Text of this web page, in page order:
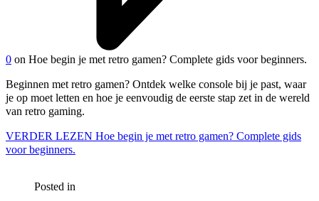
0 on Hoe begin je met retro gamen? Complete gids voor beginners.
Beginnen met retro gamen? Ontdek welke console bij je past, waar
je op moet letten en hoe je eenvoudig de eerste stap zet in de wereld
van retro gaming.
VERDER LEZEN Hoe begin je met retro gamen? Complete gids
voor beginners.
Posted in